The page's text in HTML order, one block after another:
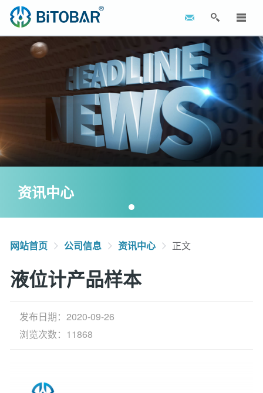
资讯中心
网站首页 公司信息 资讯中心 正文
液位计产品样本
发布日期：2020-09-26
浏览次数：11868